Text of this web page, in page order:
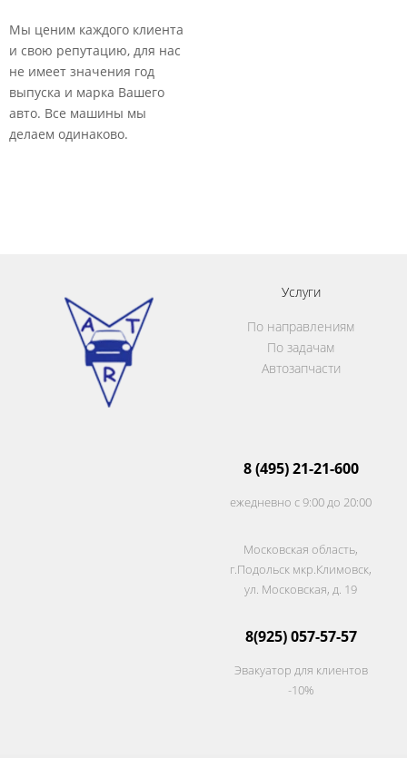
Мы ценим каждого клиента
и свою репутацию, для нас
не имеет значения год
выпуска и марка Вашего
авто. Все машины мы
делаем одинаково.​
Услуги
По направлениям
По задачам
Автозапчасти
8 (495) 21-21-600
ежедневно с 9:00 до 20:00
Московская область,
г.Подольск мкр.Климовск,
ул. Московская, д. 19
8(925) 057-57-57
Эвакуатор для клиентов
-10%